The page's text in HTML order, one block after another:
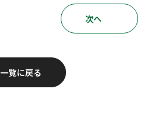
次へ
一覧に戻る